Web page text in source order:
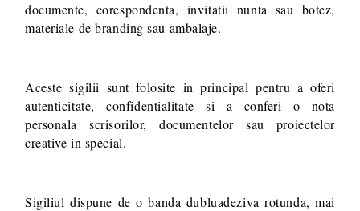
documente, corespondenta, invitatii nunta sau botez,
materiale de branding sau ambalaje.
Aceste sigilii sunt folosite in principal pentru a oferi
autenticitate, confidentialitate si a conferi o nota
personala scrisorilor, documentelor sau proiectelor
creative in special.
Sigiliul dispune de o banda dubluadeziva rotunda, mai